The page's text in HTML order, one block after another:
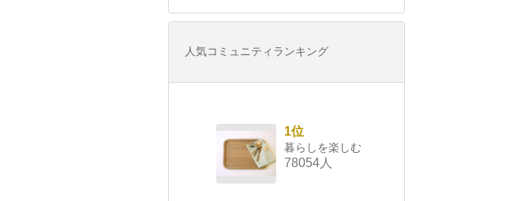
人気コミュニティランキング
1位
暮らしを楽しむ
78054人